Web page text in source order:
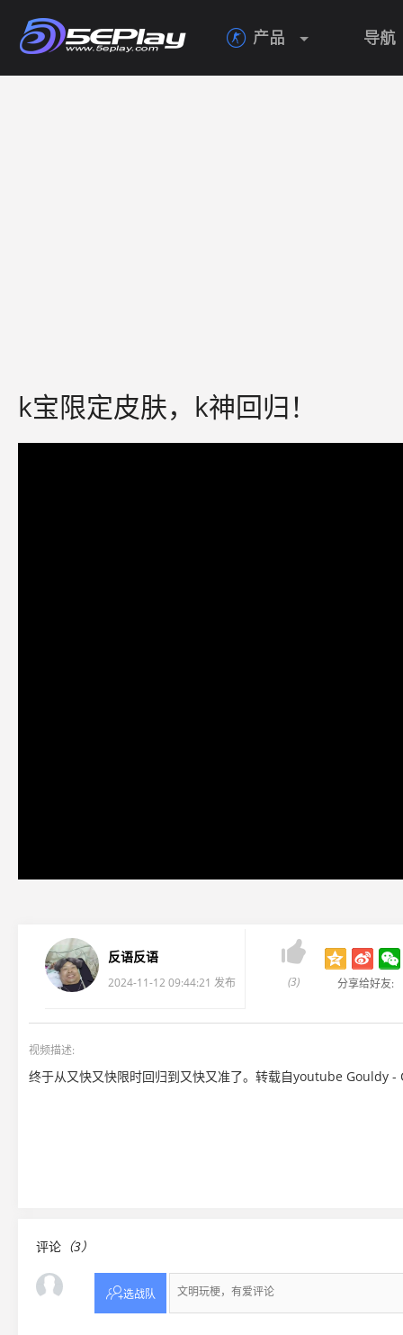
 产品 导航
k宝限定皮肤，k神回归！
反语反语
2024-11-12 09:44:21 发布

(3) 分享给好友:
视频描述:
终于从又快又快限时回归到又快又准了。转载自youtube Gouldy -
评论 （3）
选战队